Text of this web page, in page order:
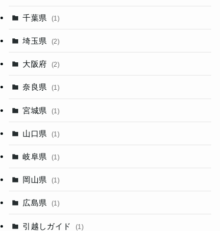
千葉県 (1)
埼玉県 (2)
大阪府 (2)
奈良県 (1)
宮城県 (1)
山口県 (1)
岐阜県 (1)
岡山県 (1)
広島県 (1)
引越しガイド (1)